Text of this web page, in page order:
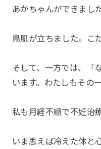
あかちゃんができまし
鳥肌が立ちました。こ
そして、一方では、「
います。わたしもその
私も月経不順で不妊治
いま思えば冷えた体と